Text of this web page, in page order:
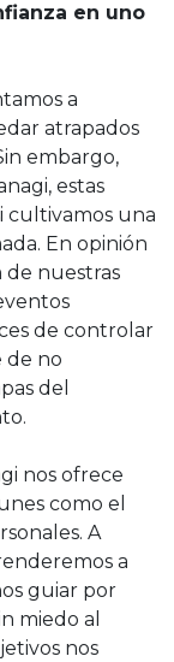
en uno
a
atrapados
embargo,
estas
cultivamos una
En opinión
de nuestras
de controlar
de no
del
nos ofrece
como el
A
a
guiar por
miedo al
nos